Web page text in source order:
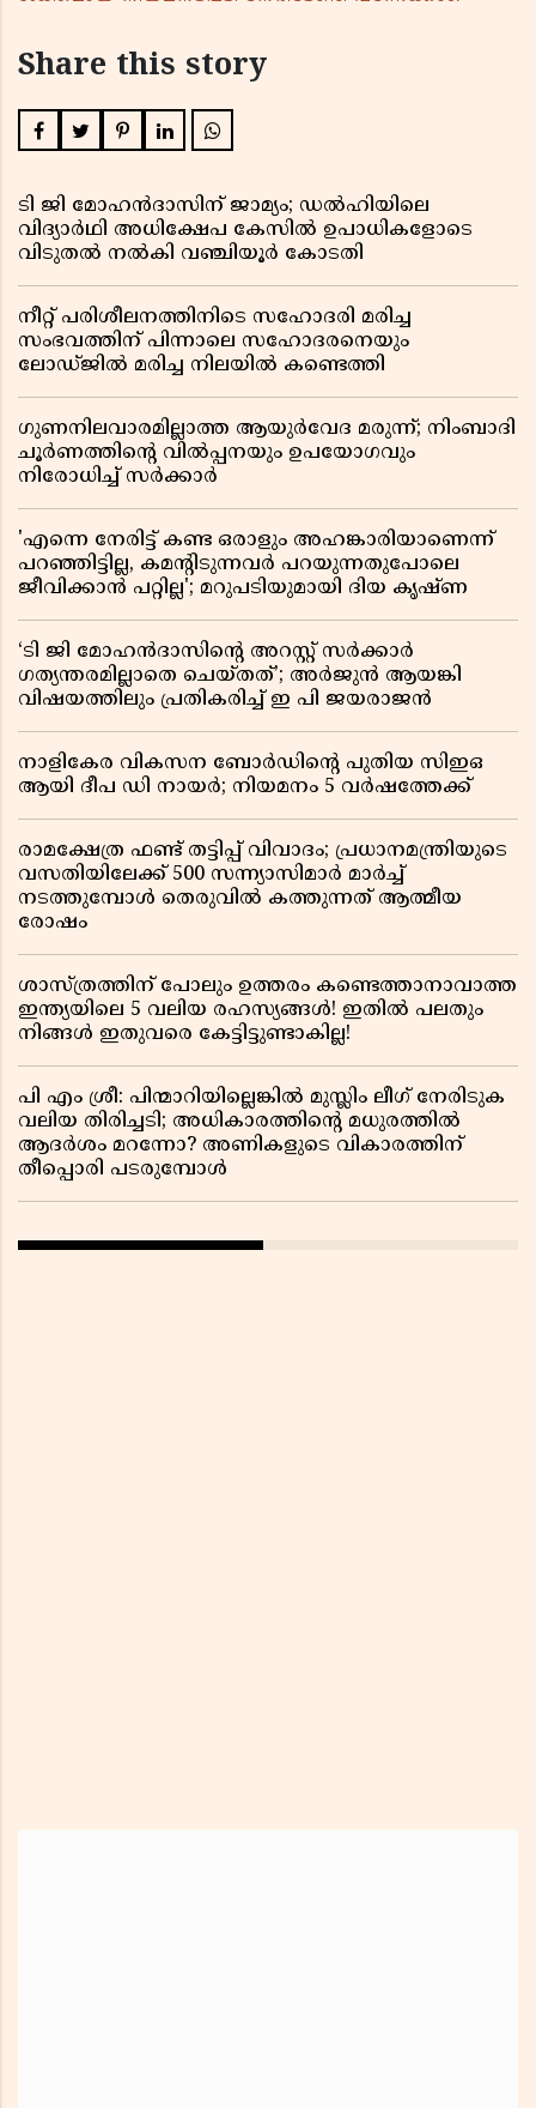
Share this story
ടി ജി മോഹൻദാസിന് ജാമ്യം; ഡൽഹിയിലെ
വിദ്യാർഥി അധിക്ഷേപ കേസിൽ ഉപാധികളോടെ
വിടുതൽ നൽകി വഞ്ചിയൂർ കോടതി
നീറ്റ് പരിശീലനത്തിനിടെ സഹോദരി മരിച്ച
സംഭവത്തിന് പിന്നാലെ സഹോദരനെയും
ലോഡ്ജിൽ മരിച്ച നിലയിൽ കണ്ടെത്തി
ഗുണനിലവാരമില്ലാത്ത ആയുർവേദ മരുന്ന്; നിംബാദി
ചൂർണത്തിൻ്റെ വിൽപ്പനയും ഉപയോഗവും
നിരോധിച്ച് സർക്കാർ
'എന്നെ നേരിട്ട് കണ്ട ഒരാളും അഹങ്കാരിയാണെന്ന്
പറഞ്ഞിട്ടില്ല, കമൻ്റിടുന്നവർ പറയുന്നതുപോലെ
ജീവിക്കാൻ പറ്റില്ല'; മറുപടിയുമായി ദിയ കൃഷ്ണ
‘ടി ജി മോഹൻദാസിൻ്റെ അറസ്റ്റ് സർക്കാർ
ഗത്യന്തരമില്ലാതെ ചെയ്തത്’; അർജുൻ ആയങ്കി
വിഷയത്തിലും പ്രതികരിച്ച് ഇ പി ജയരാജൻ
നാളികേര വികസന ബോർഡിൻ്റെ പുതിയ സിഇഒ
ആയി ദീപ ഡി നായർ; നിയമനം 5 വർഷത്തേക്ക് ​​​​​​​
രാമക്ഷേത്ര ഫണ്ട് തട്ടിപ്പ് വിവാദം; പ്രധാനമന്ത്രിയുടെ
വസതിയിലേക്ക് 500 സന്ന്യാസിമാർ മാർച്ച്
നടത്തുമ്പോൾ തെരുവിൽ കത്തുന്നത് ആത്മീയ
രോഷം
ശാസ്ത്രത്തിന് പോലും ഉത്തരം കണ്ടെത്താനാവാത്ത
ഇന്ത്യയിലെ 5 വലിയ രഹസ്യങ്ങൾ! ഇതിൽ പലതും
നിങ്ങൾ ഇതുവരെ കേട്ടിട്ടുണ്ടാകില്ല!
പി എം ശ്രീ: പിന്മാറിയില്ലെങ്കിൽ മുസ്ലിം ലീഗ് നേരിടുക
വലിയ തിരിച്ചടി; അധികാരത്തിന്റെ മധുരത്തിൽ
ആദർശം മറന്നോ? അണികളുടെ വികാരത്തിന്
തീപ്പൊരി പടരുമ്പോൾ